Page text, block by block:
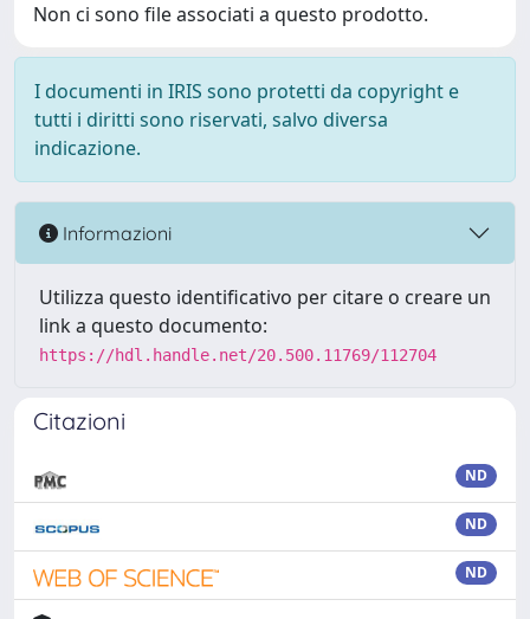
Non ci sono file associati a questo prodotto.
I documenti in IRIS sono protetti da copyright e
tutti i diritti sono riservati, salvo diversa
indicazione.
Informazioni
Utilizza questo identificativo per citare o creare un
link a questo documento:
https://hdl.handle.net/20.500.11769/112704
Citazioni
ND
ND
ND